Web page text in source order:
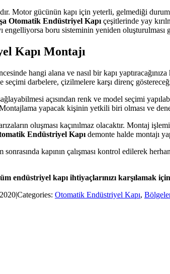
Motor gücünün kapı için yeterli, gelmediği
Otomatik Endüstriyel Kapı çeşitlerinde yay
engelliyorsa boru sisteminin yeniden oluşturulması
Kapı Montajı
hangi alana ve nasıl bir kapı
darbelere, çizilmelere karşı direnç
açısından renk ve model seçimi
yapacak kişinin yetkili biri olması ve
oluşması kaçınılmaz olacaktır. Montaj
Endüstriyel Kapı demonte halde montajı
kapının çalışması kontrol edilerek
endüstriyel kapı ihtiyaçlarınızı karşılamak
|Categories: Otomatik Endüstriyel Kapı,